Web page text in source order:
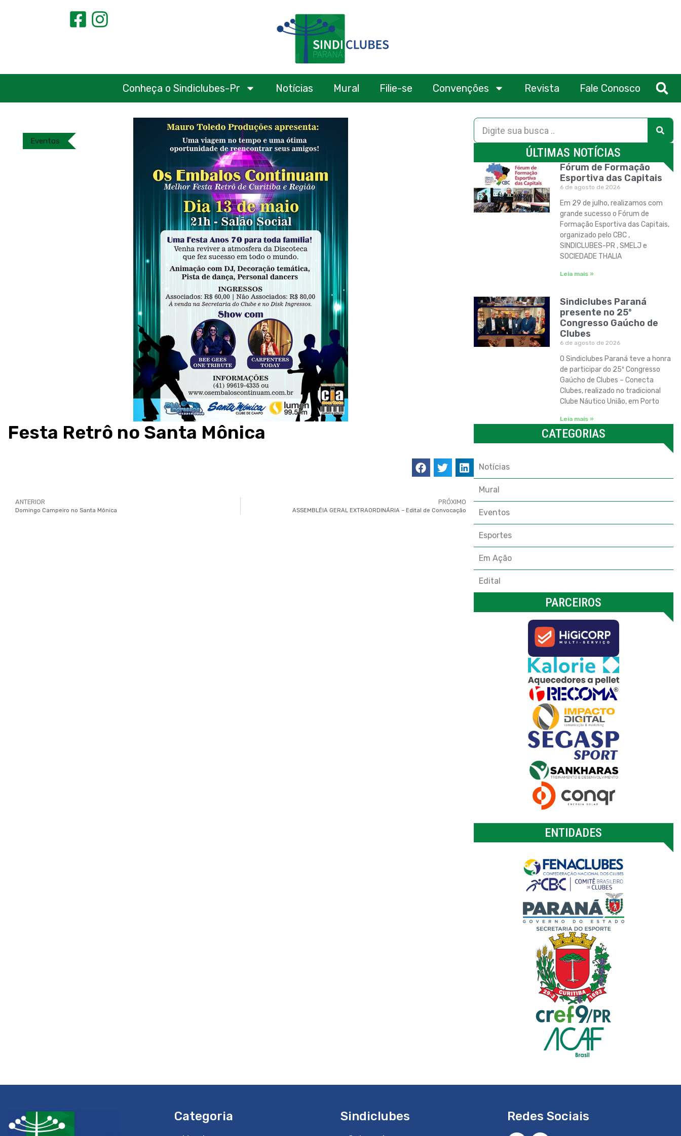
Conheça o Sindiclubes-Pr Notícias Mural Filie-se Convenções Revista Fale Conosco
Eventos
Festa Retrô no Santa Mônica
ANTERIOR
Domingo Campeiro no Santa Mônica
PRÓXIMO
ASSEMBLÉIA GERAL EXTRAORDINÁRIA – Edital de Convocação
ÚLTIMAS NOTÍCIAS
Fórum de Formação
Esportiva das Capitais
6 de agosto de 2026
Em 29 de julho, realizamos com
grande sucesso o Fórum de
Formação Esportiva das Capitais,
organizado pelo CBC ,
SINDICLUBES-PR , SMELJ e
SOCIEDADE THALIA
Leia mais »
Sindiclubes Paraná
presente no 25º
Congresso Gaúcho de
Clubes
6 de agosto de 2026
O Sindiclubes Paraná teve a honra
de participar do 25º Congresso
Gaúcho de Clubes – Conecta
Clubes, realizado no tradicional
Clube Náutico União, em Porto
Leia mais »
CATEGORIAS
Notícias
Mural
Eventos
Esportes
Em Ação
Edital
PARCEIROS
ENTIDADES
Categoria Sindiclubes Redes Sociais